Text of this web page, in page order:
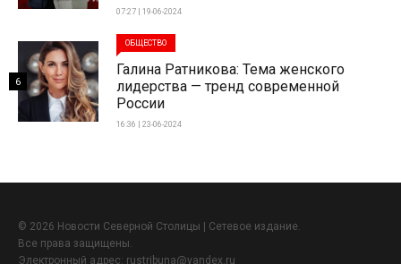
07:27 | 19-06-2024
ОБЩЕСТВО
Галина Ратникова: Тема женского
лидерства — тренд современной
России
16:36 | 23-06-2024
6
© 2026 Новости Северной Столицы | Сетевое издание.
Все права защищены.
Электронный адрес: rustribuna@yandex.ru